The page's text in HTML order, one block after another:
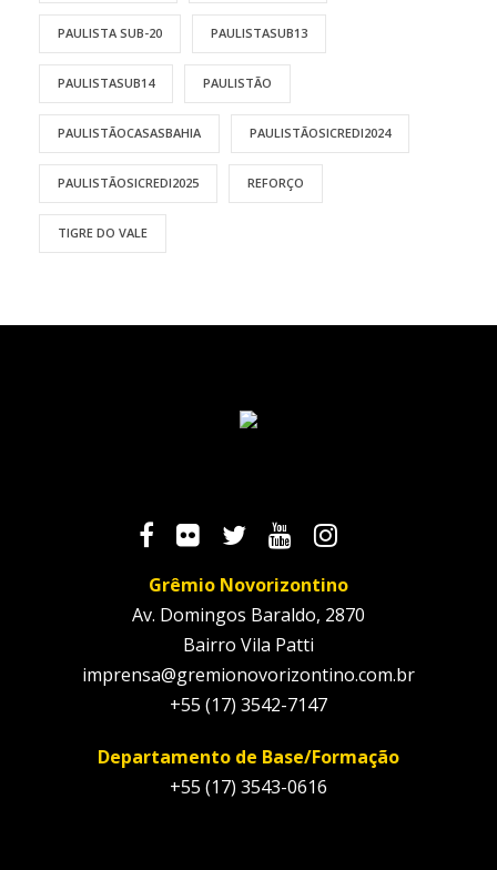
PAULISTA SUB-20 PAULISTASUB13
PAULISTASUB14 PAULISTÃO
PAULISTÃOCASASBAHIA PAULISTÃOSICREDI2024
PAULISTÃOSICREDI2025 REFORÇO
TIGRE DO VALE
Grêmio Novorizontino
Av. Domingos Baraldo, 2870
Bairro Vila Patti
imprensa@gremionovorizontino.com.br
+55 (17) 3542-7147
Departamento de Base/Formação
+55 (17) 3543-0616